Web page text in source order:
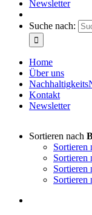
Newsletter
Suche nach:
Home
Über uns
Kontakt
Newsletter
Sortieren nach
Sortieren
Sortieren
Sortieren
Sortieren